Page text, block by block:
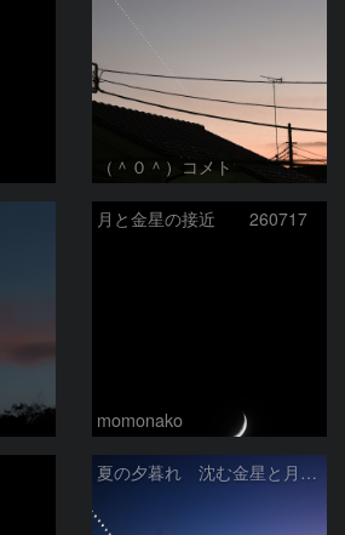
（＾０＾）コメト
月と金星の接近 260717
momonako
夏の夕暮れ 沈む金星と月 2026/7/20